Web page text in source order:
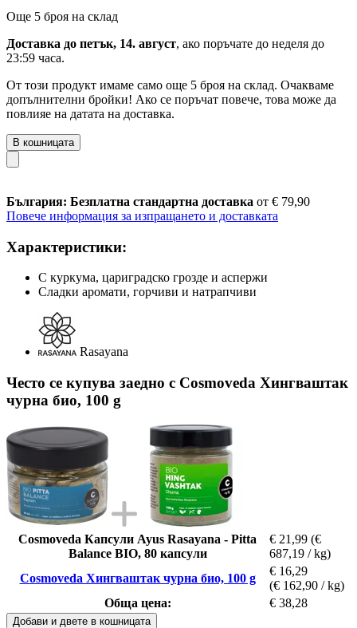
Още 5 броя на склад
Доставка до петък, 14. август, ако поръчате до неделя до
23:59 часа.
От този продукт имаме само още 5 броя на склад. Очакваме
допълнителни бройки! Ако се поръчат повече, това може да
повлияе на датата на доставка.
В кошницата
България: Безплатна стандартна доставка от € 79,90
Повече информация за изпращането и доставката
Характеристики:
С куркума, цариградско грозде и аспержи
Сладки аромати, горчиви и натрапчиви
Rasayana
Често се купува заедно с Cosmoveda Хингваштак
чурна био, 100 g
Cosmoveda Капсули Ayus Rasayana - Pitta
Balance BIO, 80 капсули
€ 21,99 (€
687,19 / kg)
Cosmoveda Хингваштак чурна био, 100 g
€ 16,29
(€ 162,90 / kg)
Обща цена:
€ 38,28
Добави и двете в кошницата